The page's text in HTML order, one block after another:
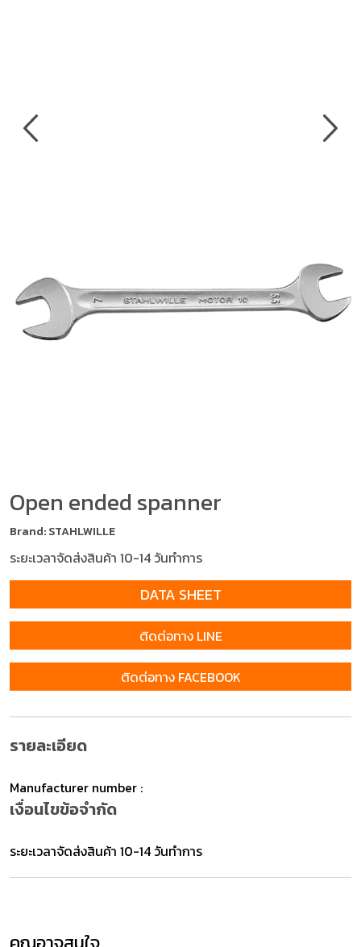
Open ended spanner
Brand: STAHLWILLE
ระยะเวลาจัดส่งสินค้า 10-14 วันทำการ
DATA SHEET
ติดต่อทาง LINE
ติดต่อทาง FACEBOOK
รายละเอียด
Manufacturer number :
เงื่อนไขข้อจำกัด
ระยะเวลาจัดส่งสินค้า 10-14 วันทำการ